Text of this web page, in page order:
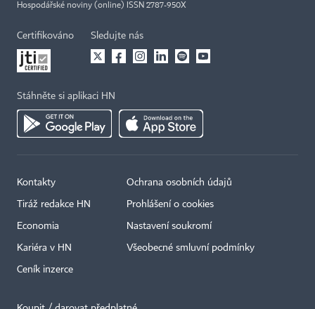
Hospodářské noviny (online) ISSN 2787-950X
Certifikováno Sledujte nás
Stáhněte si aplikaci HN
Kontakty
Tiráž redakce HN
Economia
Kariéra v HN
Ceník inzerce
Ochrana osobních údajů
Prohlášení o cookies
Nastavení soukromí
Všeobecné smluvní podmínky